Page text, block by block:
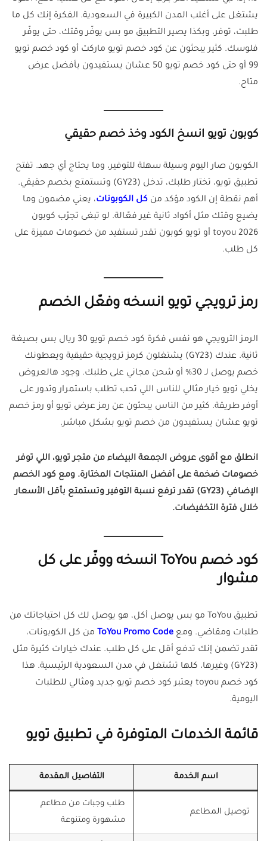
يشتغل على أغلب المدن الكبيرة في السعودية. الفكرة إنك كل ما
طلبت، توفر، وبكذا يصير التطبيق مو بس يوفّر وقتك، حتى يوفّر
فلوسك. كثير يبحثون عن كود خصم تويو ماركت أو كود خصم تويو
99 أو حتى كود خصم تويو 50 عشان يستفيدون بأفضل عرض
متاح.
كوبون تويو انسخ الكود وخذ خصم حقيقي
الكوبون صار اليوم وسيلة سهلة للتوفير، وما يحتاج أي جهد. تفتح
تطبيق تويو، تختار طلبك، تدخل (GY23) وتستمتع بخصم حقيقي.
أهم نقطة إن الكود مؤكد من كل الكوبونات، يعني مضمون وما
يضيع وقتك مثل أكواد ثانية غير فعّالة. لو تبغى تجرّب كوبون
toyou 2026 أو تويو كوبون تقدر تستفيد من خصومات مميزة على
كل طلب.
رمز ترويجي تويو انسخه وفعّل الخصم
الرمز الترويجي هو نفس فكرة كود خصم تويو 30 ريال بس بصيغة
ثانية. عندك (GY23) يشتغلون كرمز ترويجية حقيقية ويعطونك
خصم يوصل لـ 30% أو شحن مجاني على طلبك. وجود هالعروض
يخلي تويو خيار مثالي للناس اللي تحب تطلب باستمرار وتدور على
أوفر طريقة. كثير من الناس يبحثون عن رمز عرض تويو أو رمز خصم
تويو عشان يستفيدون من خصم تويو بشكل مباشر.
انطلق مع أقوى عروض الجمعة البيضاء من متجر تويو، اللي توفر
خصومات ضخمة على أفضل المنتجات المختارة. ومع كود الخصم
الإضافي (GY23) تقدر ترفع نسبة التوفير وتستمتع بأقل الأسعار
خلال فترة التخفيضات.
كود خصم ToYou انسخه ووفّر على كل
مشوار
تطبيق ToYou مو بس يوصل أكل، هو يوصل لك كل احتياجاتك من
طلبات ومقاضي. ومع ToYou Promo Code من كل الكوبونات،
تقدر تضمن إنك تدفع أقل على كل طلب. عندك خيارات كثيرة مثل
(GY23) وغيرها، كلها تشتغل في مدن السعودية الرئيسية. هذا
كود خصم toyou يعتبر كود خصم تويو جديد ومثالي للطلبات
اليومية.
قائمة الخدمات المتوفرة في تطبيق تويو
اسم الخدمة التفاصيل المقدمة
توصيل المطاعم
طلب وجبات من مطاعم
مشهورة ومتنوعة